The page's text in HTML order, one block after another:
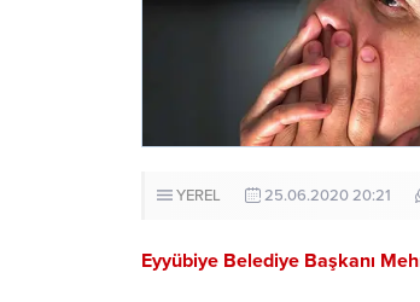
YEREL 25.06.2020 20:21
Eyyübiye Belediye Başkanı